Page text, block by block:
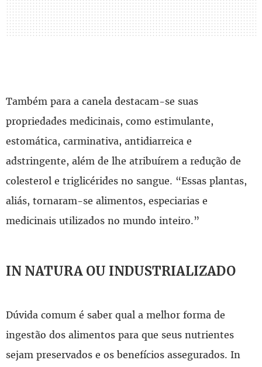
Também para a canela destacam-se suas
propriedades medicinais, como estimulante,
estomática, carminativa, antidiarreica e
adstringente, além de lhe atribuírem a redução de
colesterol e triglicérides no sangue. “Essas plantas,
aliás, tornaram-se alimentos, especiarias e
medicinais utilizados no mundo inteiro.”
IN NATURA OU INDUSTRIALIZADO
Dúvida comum é saber qual a melhor forma de
ingestão dos alimentos para que seus nutrientes
sejam preservados e os benefícios assegurados. In